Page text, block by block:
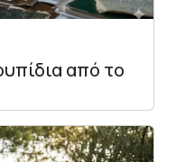
από το